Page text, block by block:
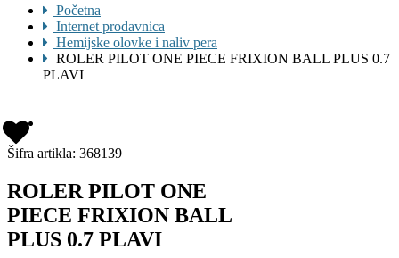
Početna
Internet prodavnica
Hemijske olovke i naliv pera
ROLER PILOT ONE PIECE FRIXION BALL PLUS 0.7
PLAVI
Šifra artikla: 368139
ROLER PILOT ONE
PIECE FRIXION BALL
PLUS 0.7 PLAVI